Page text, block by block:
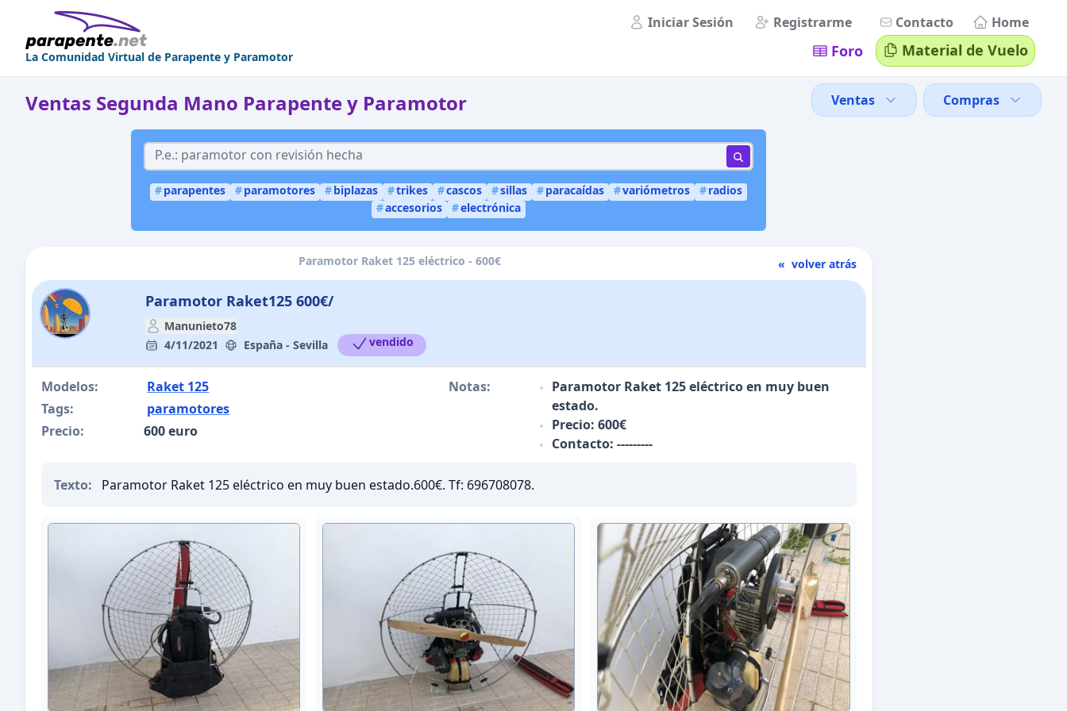
La Comunidad Virtual de Parapente y Paramotor
Iniciar Sesión Registrarme Contacto Home
Foro Material de Vuelo
Ventas Segunda Mano Parapente y Paramotor Ventas Compras
#parapentes #paramotores #biplazas #trikes #cascos #sillas #paracaídas #variómetros #radios
#accesorios #electrónica
Paramotor Raket 125 eléctrico - 600€ « volver atrás
Paramotor Raket125 600€/
Manunieto78
4/11/2021
España - Sevilla vendido
Modelos:
Raket 125
Tags:
paramotores
Precio:
600 euro
Notas:
Paramotor Raket 125 eléctrico en muy buen
estado.
Precio: 600€
Contacto: ---------
Texto: Paramotor Raket 125 eléctrico en muy buen estado.600€. Tf: 696708078.